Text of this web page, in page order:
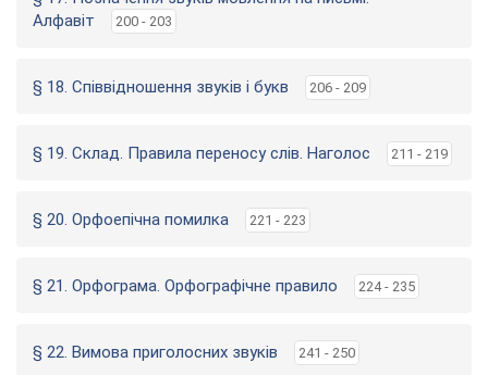
Алфавіт
200 - 203
§ 18. Співвідношення звуків і букв 206 - 209
§ 19. Склад. Правила переносу слів. Наголос 211 - 219
§ 20. Орфоепічна помилка 221 - 223
§ 21. Орфограма. Орфографічне правило 224 - 235
§ 22. Вимова приголосних звуків 241 - 250